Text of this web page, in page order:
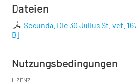
Dateien
Secunda. Die 30 Julius St. vet.
B]
Nutzungsbedingungen
LIZENZ